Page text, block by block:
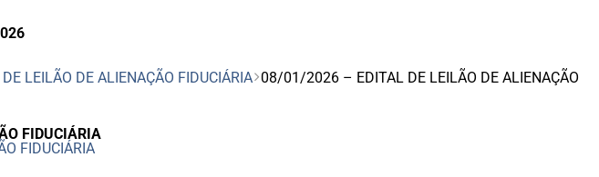
LEILÃO DE ALIENAÇÃO FIDUCIÁRIA 08/01/2026 – EDITAL DE LEILÃO DE ALIENAÇÃO
FIDUCIÁRIA
FIDUCIÁRIA